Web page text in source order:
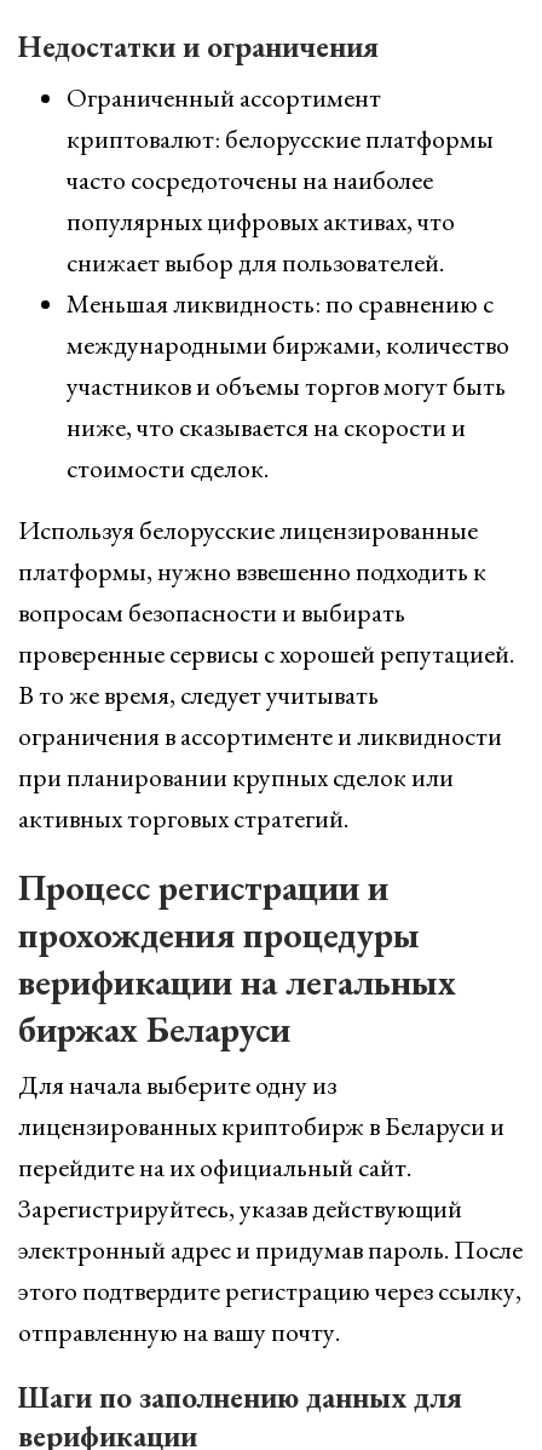
Недостатки и ограничения
Ограниченный ассортимент
криптовалют: белорусские платформы
часто сосредоточены на наиболее
популярных цифровых активах, что
снижает выбор для пользователей.
Меньшая ликвидность: по сравнению с
международными биржами, количество
участников и объемы торгов могут быть
ниже, что сказывается на скорости и
стоимости сделок.
Используя белорусские лицензированные
платформы, нужно взвешенно подходить к
вопросам безопасности и выбирать
проверенные сервисы с хорошей репутацией.
В то же время, следует учитывать
ограничения в ассортименте и ликвидности
при планировании крупных сделок или
активных торговых стратегий.
Процесс регистрации и
прохождения процедуры
верификации на легальных
биржах Беларуси
Для начала выберите одну из
лицензированных криптобирж в Беларуси и
перейдите на их официальный сайт.
Зарегистрируйтесь, указав действующий
электронный адрес и придумав пароль. После
этого подтвердите регистрацию через ссылку,
отправленную на вашу почту.
Шаги по заполнению данных для
верификации